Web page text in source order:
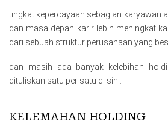
tingkat kepercayaan sebagian karyawan
dan masa depan karir lebih meningkat
dari sebuah struktur perusahaan yang
dan masih ada banyak kelebihan
dituliskan satu per satu di sini.
KELEMAHAN HOLDING